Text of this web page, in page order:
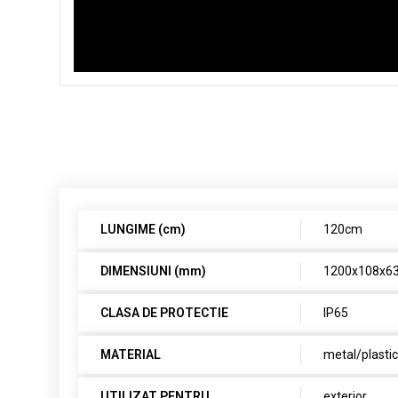
LUNGIME (cm) 120cm
DIMENSIUNI (mm)
CLASA DE PROTECTIE IP65
MATERIAL metal/plastic